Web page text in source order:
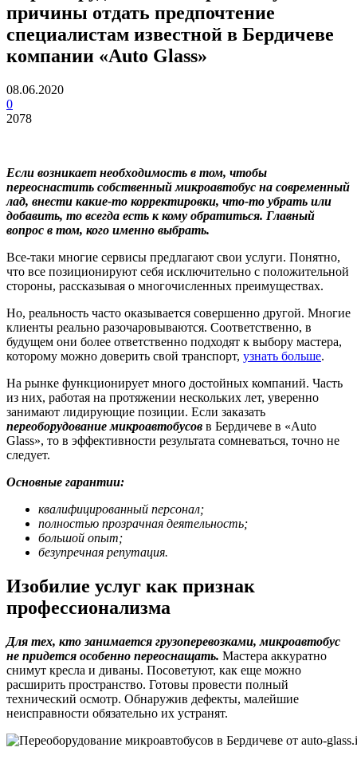
причины отдать предпочтение
специалистам известной в Бердичеве
компании «Auto Glass»
08.06.2020
0
2078
Если возникает необходимость в том, чтобы
переоснастить собственный микроавтобус на современный
лад, внести какие-то корректировки, что-то убрать или
добавить, то всегда есть к кому обратиться. Главный
вопрос в том, кого именно выбрать.
Все-таки многие сервисы предлагают свои услуги. Понятно,
что все позиционируют себя исключительно с положительной
стороны, рассказывая о многочисленных преимуществах.
Но, реальность часто оказывается совершенно другой. Многие
клиенты реально разочаровываются. Соответственно, в
будущем они более ответственно подходят к выбору мастера,
которому можно доверить свой транспорт, узнать больше.
На рынке функционирует много достойных компаний. Часть
из них, работая на протяжении нескольких лет, уверенно
занимают лидирующие позиции. Если заказать
переоборудование микроавтобусов в Бердичеве в «Auto
Glass», то в эффективности результата сомневаться, точно не
следует.
Основные гарантии:
квалифицированный персонал;
полностью прозрачная деятельность;
большой опыт;
безупречная репутация.
Изобилие услуг как признак
профессионализма
Для тех, кто занимается грузоперевозками, микроавтобус
не придется особенно переоснащать. Мастера аккуратно
снимут кресла и диваны. Посоветуют, как еще можно
расширить пространство. Готовы провести полный
технический осмотр. Обнаружив дефекты, малейшие
неисправности обязательно их устранят.